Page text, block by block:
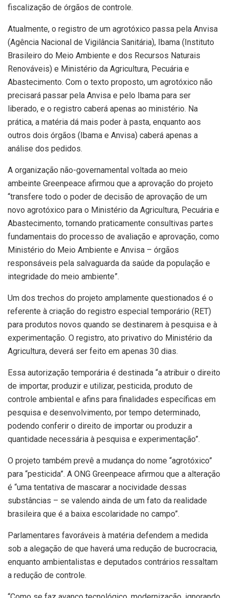
fiscalização de órgãos de controle.
Atualmente, o registro de um agrotóxico passa pela Anvisa
(Agência Nacional de Vigilância Sanitária), Ibama (Instituto
Brasileiro do Meio Ambiente e dos Recursos Naturais
Renováveis) e Ministério da Agricultura, Pecuária e
Abastecimento. Com o texto proposto, um agrotóxico não
precisará passar pela Anvisa e pelo Ibama para ser
liberado, e o registro caberá apenas ao ministério. Na
prática, a matéria dá mais poder à pasta, enquanto aos
outros dois órgãos (Ibama e Anvisa) caberá apenas a
análise dos pedidos.
A organização não-governamental voltada ao meio
ambeinte Greenpeace afirmou que a aprovação do projeto
“transfere todo o poder de decisão de aprovação de um
novo agrotóxico para o Ministério da Agricultura, Pecuária e
Abastecimento, tornando praticamente consultivas partes
fundamentais do processo de avaliação e aprovação, como
Ministério do Meio Ambiente e Anvisa – órgãos
responsáveis pela salvaguarda da saúde da população e
integridade do meio ambiente”.
Um dos trechos do projeto amplamente questionados é o
referente à criação do registro especial temporário (RET)
para produtos novos quando se destinarem à pesquisa e à
experimentação. O registro, ato privativo do Ministério da
Agricultura, deverá ser feito em apenas 30 dias.
Essa autorização temporária é destinada “a atribuir o direito
de importar, produzir e utilizar, pesticida, produto de
controle ambiental e afins para finalidades específicas em
pesquisa e desenvolvimento, por tempo determinado,
podendo conferir o direito de importar ou produzir a
quantidade necessária à pesquisa e experimentação”.
O projeto também prevê a mudança do nome “agrotóxico”
para “pesticida”. A ONG Greenpeace afirmou que a alteração
é “uma tentativa de mascarar a nocividade dessas
substâncias – se valendo ainda de um fato da realidade
brasileira que é a baixa escolaridade no campo”.
Parlamentares favoráveis à matéria defendem a medida
sob a alegação de que haverá uma redução de bucrocracia,
enquanto ambientalistas e deputados contrários ressaltam
a redução de controle.